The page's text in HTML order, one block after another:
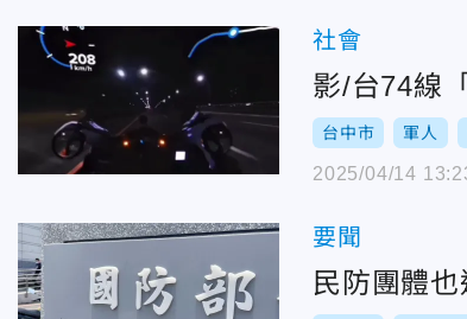
社會
影/台74線
台中市 軍人
2025/04/14
要聞
民防團體